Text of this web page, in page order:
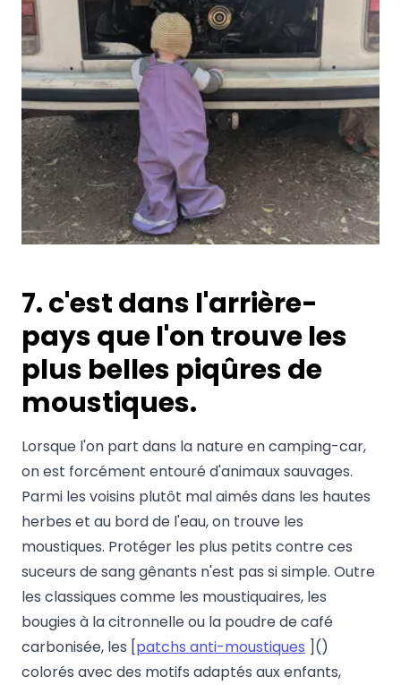
7. c'est dans l'arrière-
pays que l'on trouve les
plus belles piqûres de
moustiques.
Lorsque l'on part dans la nature en camping-car,
on est forcément entouré d'animaux sauvages.
Parmi les voisins plutôt mal aimés dans les hautes
herbes et au bord de l'eau, on trouve les
moustiques. Protéger les plus petits contre ces
suceurs de sang gênants n'est pas si simple. Outre
les classiques comme les moustiquaires, les
bougies à la citronnelle ou la poudre de café
carbonisée, les [patchs anti-moustiques ]()
colorés avec des motifs adaptés aux enfants,